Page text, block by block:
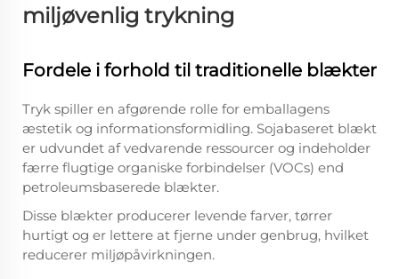
miljøvenlig trykning
Fordele i forhold til traditionelle blækter
Tryk spiller en afgørende rolle for emballagens
æstetik og informationsformidling. Sojabaseret blækt
er udvundet af vedvarende ressourcer og indeholder
færre flugtige organiske forbindelser (VOCs) end
petroleumsbaserede blækter.
Disse blækter producerer levende farver, tørrer
hurtigt og er lettere at fjerne under genbrug, hvilket
reducerer miljøpåvirkningen.